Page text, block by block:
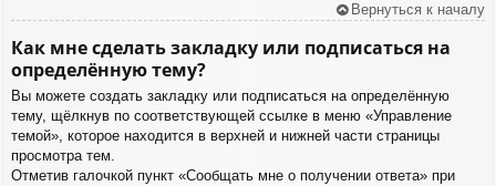
Вернуться к началу
Как мне сделать закладку или подписаться на
определённую тему?
Вы можете создать закладку или подписаться на определённую
тему, щёлкнув по соответствующей ссылке в меню «Управление
темой», которое находится в верхней и нижней части страницы
просмотра тем.
Отметив галочкой пункт «Сообщать мне о получении ответа» при